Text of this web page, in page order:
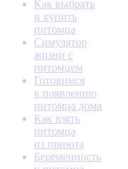
Как выбрать
и купить
питомца
Симулятор
жизни с
питомцем
Готовимся
к появлению
питомца дома
Как взять
питомца
из приюта
Беременность